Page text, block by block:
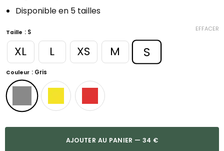
Disponible en 5 tailles
Taille : S
XL L XS M S
Couleur : Gris
EFFACER
AJOUTER AU PANIER — 34 €